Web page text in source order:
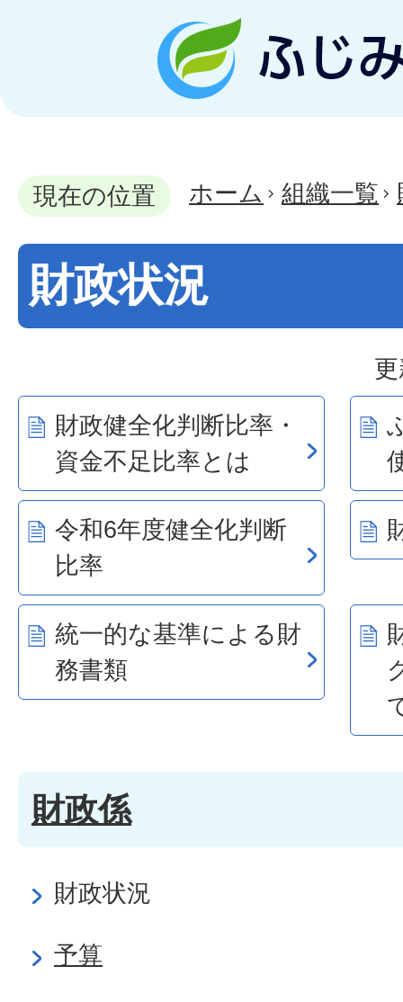
現在の位置 ホーム 組織一覧
財政状況
財政健全化判断比率・
資金不足比率とは
令和6年度健全化判断
比率
統一的な基準による財
務書類
財政係
財政状況
予算